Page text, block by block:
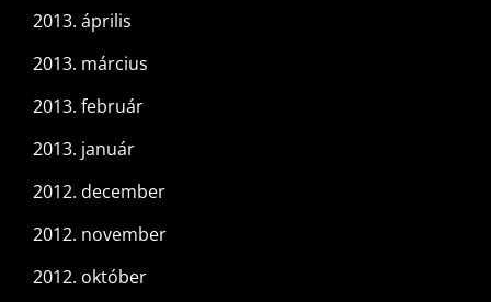
2013. április
2013. március
2013. február
2013. január
2012. december
2012. november
2012. október